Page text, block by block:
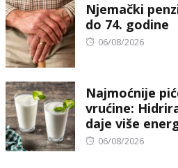
Njemački
do 74. godine
Posted
06/08/2026
Najmoćnije
vrućine:
daje više
Posted
06/08/2026